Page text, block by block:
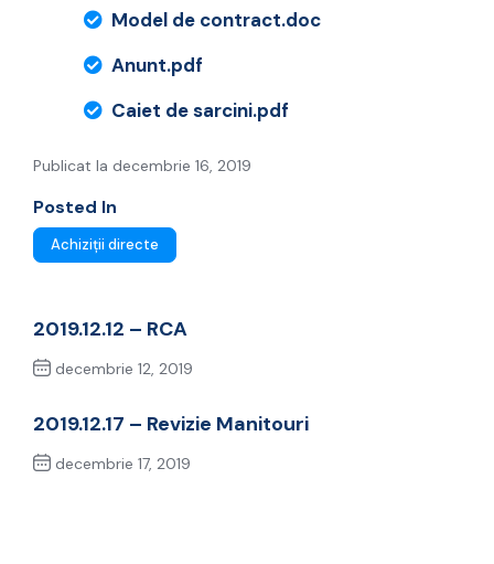
Model de contract.doc
Anunt.pdf
Caiet de sarcini.pdf
Publicat la decembrie 16, 2019
Posted In
Achiziții directe
2019.12.12 – RCA
decembrie 12, 2019
2019.12.17 – Revizie Manitouri
decembrie 17, 2019